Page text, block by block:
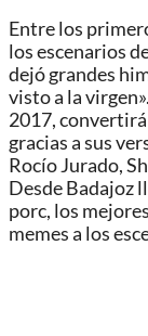
Entre los
los escenarios
dejó grandes
visto a la
2017,
gracias a sus
Rocío Jurado,
Desde Badajoz
porc, los
memes a los